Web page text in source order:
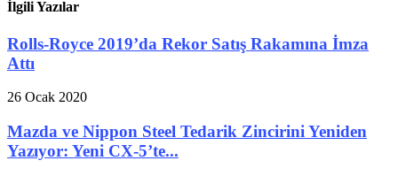
İlgili Yazılar
Rolls-Royce 2019’da Rekor Satış Rakamına İmza
Attı
26 Ocak 2020
Mazda ve Nippon Steel Tedarik Zincirini Yeniden
Yazıyor: Yeni CX-5’te...